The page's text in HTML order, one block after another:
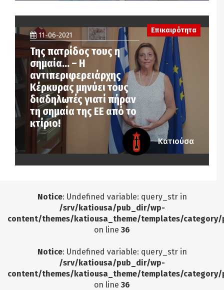
11-06-2021
Της πατρίδος τους η
σημαία… – Η
αντιπεριφερειάρχης
Κέρκυρας μηνύει τους
διαδηλωτές γιατί πήραν
τη σημαία της ΕΕ από το
κτίριο!
Επικαιρότητα
Κατιούσα
Notice: Undefined variable: query_str in
/srv/katiousa/pub_dir/wp-
content/themes/katiousa_theme/templates/
on line 36
Notice: Undefined variable: query_str in
/srv/katiousa/pub_dir/wp-
content/themes/katiousa_theme/templates/
on line 36